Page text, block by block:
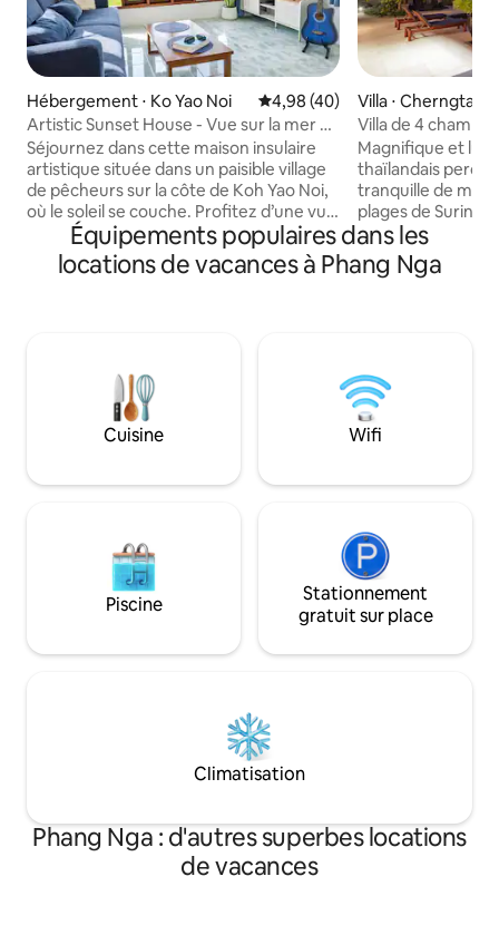
Hébergement ⋅ Ko Yao Noi Évaluation moyenne sur la
4,98 (40)
Artistic Sunset House - Vue sur la mer et
vie de village
Séjournez dans cette maison insulaire
artistique située dans un paisible village
de pêcheurs sur la côte de Koh Yao Noi,
où le soleil se couche. Profitez d’une vue
magnifique sur la mer et sur le coucher
du soleil depuis le salon, la chambre et
l’espace extérieur tout en découvrant la
détendre après les aventures sur l’île.
Les voyageurs bénéficient d’un accès
gratuit à une piscine avec vue sur la mer
et à une salle de musculation avec
se trouve à quelques pas seulement le
Villa ⋅ Cherngtalay
Villa de 4
sur la colline,
Magnifique et
thaïlandais
tranquille de
plages de Surin et
magnifique côte
de 400 m2
lits King Size,
pour une détente
à couper le
à seulement 10
Petit déjeuner et
Équipements populaires dans les
locations de vacances à Phang Nga
Cuisine Wifi
Piscine
Stationnement
gratuit sur place
Climatisation
Phang Nga : d'autres superbes locations
de vacances